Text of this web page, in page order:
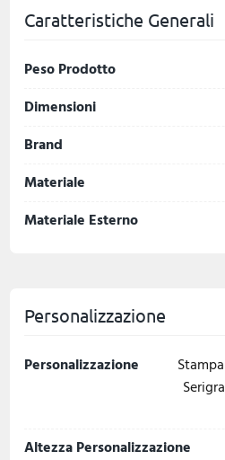
Caratteristiche Generali
Peso Prodotto
Dimensioni
Brand
Materiale
Materiale Esterno
Personalizzazione
Personalizzazione
Altezza Personalizzazione